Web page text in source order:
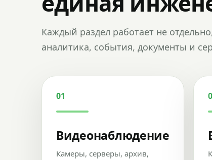
Каждый раздел работает не
аналитика, события, документы и
01
Видеонаблюдение
Камеры, серверы, архив,